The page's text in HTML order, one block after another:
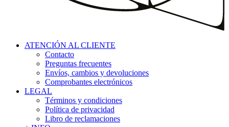
ATENCIÓN AL CLIENTE
Contacto
Preguntas frecuentes
Envíos, cambios y devoluciones
Comprobantes electrónicos
LEGAL
Términos y condiciones
Política de privacidad
Libro de reclamaciones